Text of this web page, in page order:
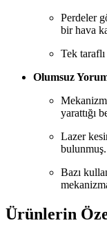
Perdeler
bir hava
Tek
Olumsuz
yarattığı
Lazer
bulunmuş.
Bazı
Ürünlerin